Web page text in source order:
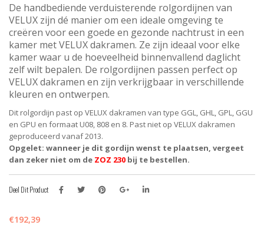
De handbediende verduisterende rolgordijnen van
VELUX zijn dé manier om een ideale omgeving te
creëren voor een goede en gezonde nachtrust in een
kamer met VELUX dakramen. Ze zijn ideaal voor elke
kamer waar u de hoeveelheid binnenvallend daglicht
zelf wilt bepalen. De rolgordijnen passen perfect op
VELUX dakramen en zijn verkrijgbaar in verschillende
kleuren en ontwerpen.
Dit rolgordijn past op VELUX dakramen van type GGL, GHL, GPL, GGU
en GPU en formaat U08, 808 en 8. Past niet op VELUX dakramen
geproduceerd vanaf 2013.
Opgelet: wanneer je dit gordijn wenst te plaatsen, vergeet
dan zeker niet om de ZOZ 230 bij te bestellen.
Deel Dit Product
€192,39